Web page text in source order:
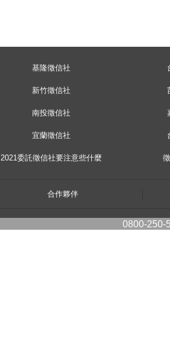
基隆徵信社
新竹徵信社
南投徵信社
宜蘭徵信社
2021委託徵信社要注意些什麼
合作夥伴
0800-250-